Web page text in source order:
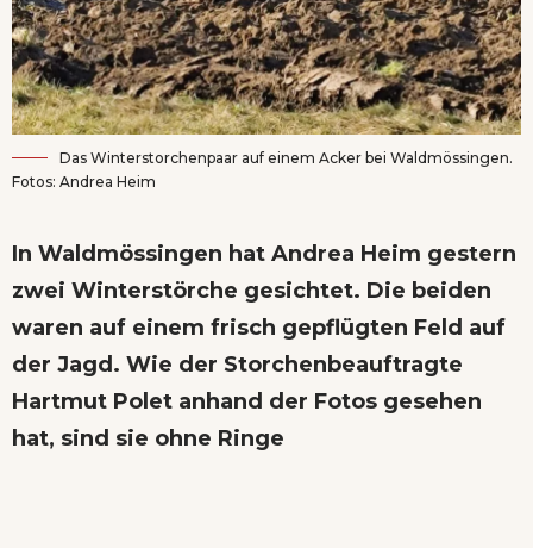
Das Winterstorchenpaar auf einem Acker bei Waldmössingen.
Fotos: Andrea Heim
In Waldmössingen hat Andrea Heim gestern
zwei Winterstörche gesichtet. Die beiden
waren auf einem frisch gepflügten Feld auf
der Jagd. Wie der Storchenbeauftragte
Hartmut Polet anhand der Fotos gesehen
hat, sind sie ohne Ringe